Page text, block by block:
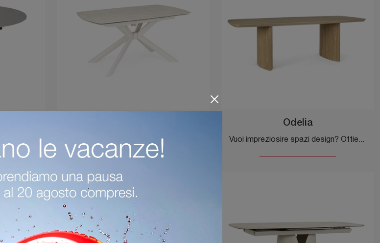
Odelia
Vuoi impreziosire spazi design? Ottieni informazioni sui tavoli design fissi: il modello da pranzo Odelia ti aspetta.